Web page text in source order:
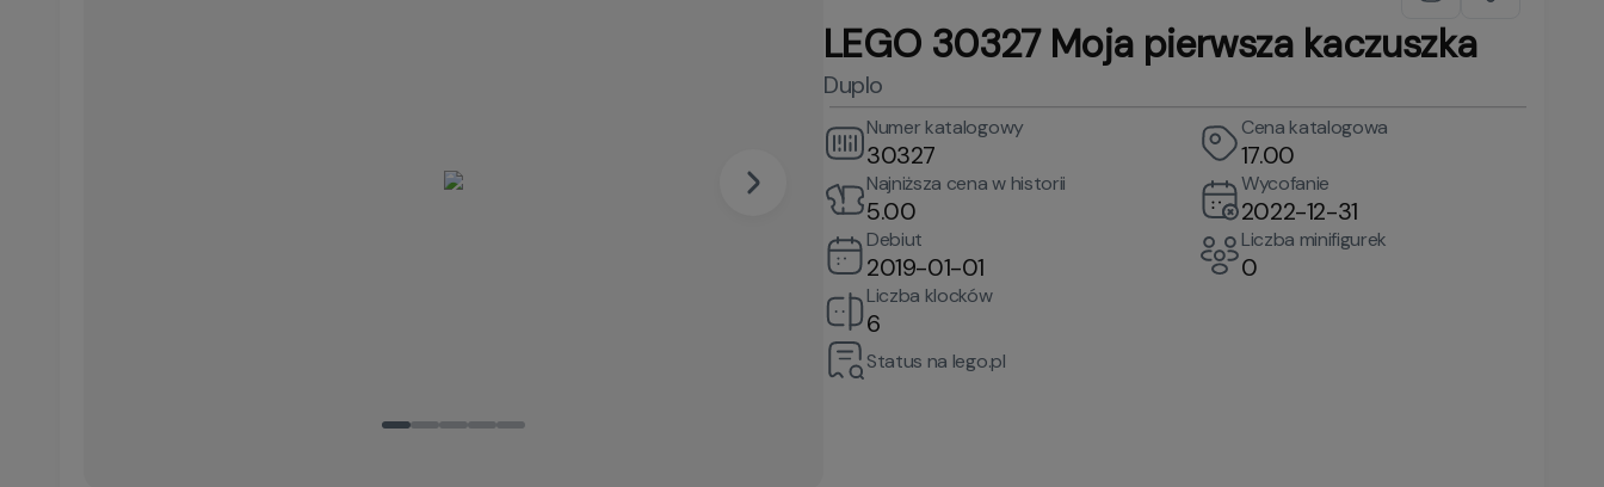
LEGO 30327 Moja pierwsza kaczuszka
Duplo
Numer katalogowy
30327
Najniższa cena w historii
5.00
Debiut
2019-01-01
Liczba klocków
6
Status na lego.pl
Cena katalogowa
17.00
Wycofanie
2022-12-31
Liczba minifigurek
0